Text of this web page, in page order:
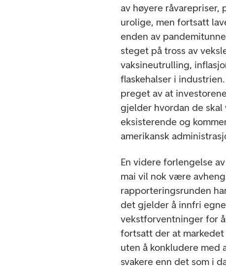
av høyere råvarepriser,
urolige, men fortsatt
enden av
steget på tross av
vaksineutrulling,
flaskehalser i
preget av at
gjelder hvordan de
eksisterende og
amerikansk
En videre forlengelse
mai vil nok være
rapporteringsrunden
det gjelder å innfri
vekstforventninger for
fortsatt der at
uten å konkludere med
svakere enn det som i